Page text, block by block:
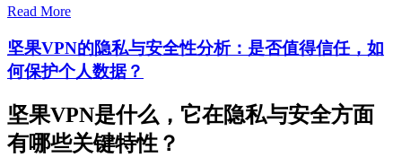
Read More
坚果VPN的隐私与安全性分析：是否值得信任，如
何保护个人数据？
坚果VPN是什么，它在隐私与安全方面
有哪些关键特性？